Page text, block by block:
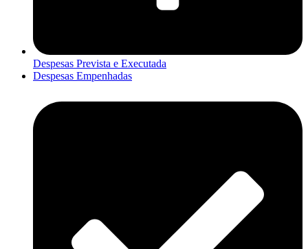
Despesas Prevista e Executada
Despesas Empenhadas